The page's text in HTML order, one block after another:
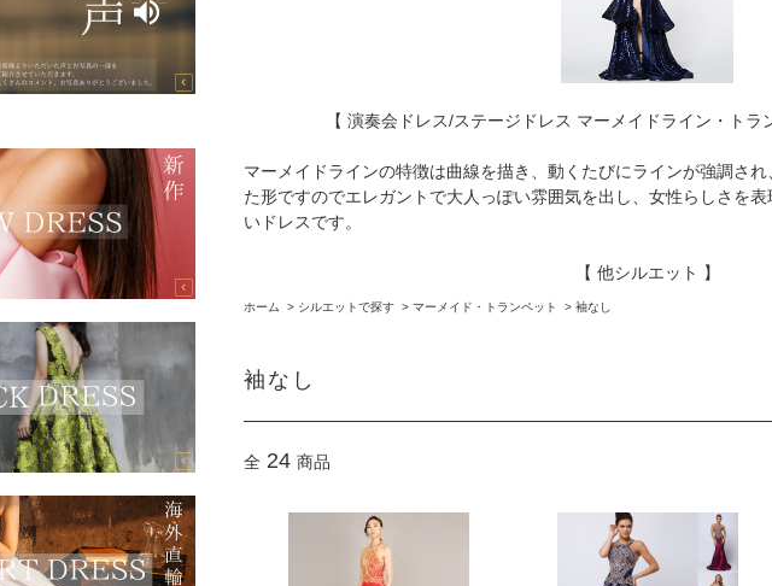
【 演奏会ドレス/ステージドレス マーメイドライン・トラ
マーメイドラインの特徴は曲線を描き、動くたびにラインが強調さ
た形ですのでエレガントで大人っぽい雰囲気を出し、女性らしさを
いドレスです。
【 他シルエット 】
ホーム > シルエットで探す > マーメイド・トランペット > 袖なし
袖なし
全 24 商品